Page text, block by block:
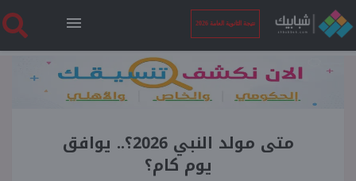
نتيجة الثانوية العامة 2026
الرئيسية
نتيجة الثانوية العامة 2026متى مولد النبي 2026؟.. يوافق
يوم كام؟